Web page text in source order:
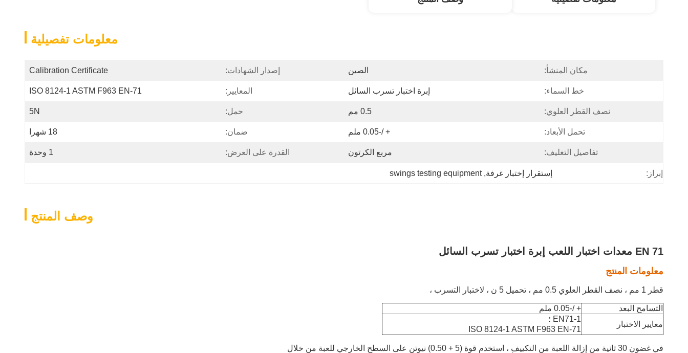
معلومات تفصيلية
مكان المنشأ: الصين إصدار الشهادات: Calibration Certificate
خط السماء: إبرة اختبار تسرب السائل المعايير: ISO 8124-1 ASTM F963 EN-71
نصف القطر العلوي: 0.5 مم حمل: 5N
تحمل الأبعاد: + /-0.05 ملم ضمان: 18 شهرا
تفاصيل التغليف: مربع الكرتون القدرة على العرض: 1 وحدة
إبراز: إستقرار إختبار غرفة,
swings testing equipment
وصف المنتج
EN 71 معدات اختبار اللعب إبرة اختبار تسرب السائل
معلومات المنتج
قطر 1 مم ، نصف القطر العلوي 0.5 مم ، تحميل 5 ن ، لاختبار التسرب ،
التسامح البعد
+ /-0.05 ملم
معايير الاختبار
EN71-1 ؛
ISO 8124-1 ASTM F963 EN-71
في غضون 30 ثانية من إزالة اللعبة من التكييف ، استخدم قوة (5 + 0.50) نيوتن على السطح الخارجي للعبة من خلال